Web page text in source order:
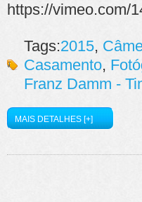
https://vimeo.com/
Tags:2015,
Casamento,
Franz Damm -
MAIS DETALHES [+]